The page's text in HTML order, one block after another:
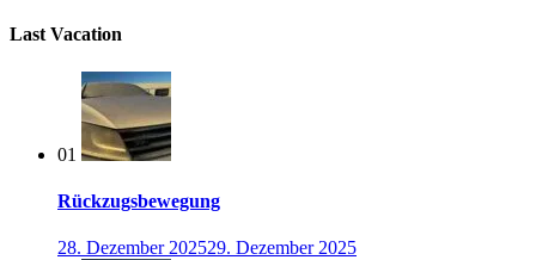
Last Vacation
01
Rückzugsbewegung
28. Dezember 202529. Dezember 2025